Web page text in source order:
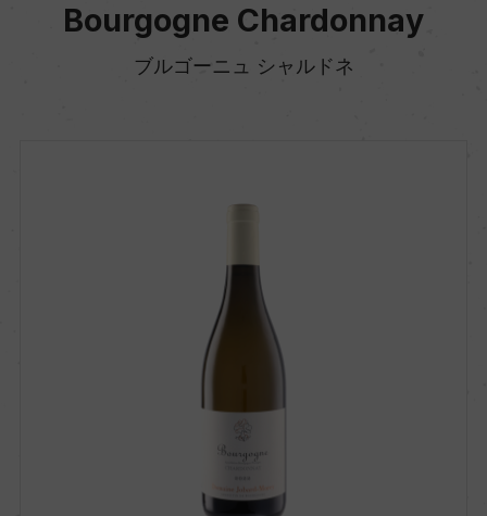
Bourgogne Chardonnay
ブルゴーニュ シャルドネ